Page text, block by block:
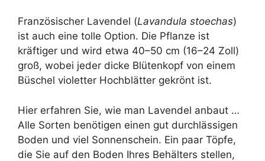
Französischer Lavendel (Lavandula stoechas)
ist auch eine tolle Option. Die Pflanze ist
kräftiger und wird etwa 40–50 cm (16–24 Zoll)
groß, wobei jeder dicke Blütenkopf von einem
Büschel violetter Hochblätter gekrönt ist.
Hier erfahren Sie, wie man Lavendel anbaut …
Alle Sorten benötigen einen gut durchlässigen
Boden und viel Sonnenschein. Ein paar Töpfe,
die Sie auf den Boden Ihres Behälters stellen,